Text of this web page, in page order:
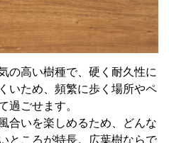
の高い樹種で、硬く耐久性に
いため、頻繁に歩く場所やペ
過ごせます。
合いを楽しめるため、どんな
ところが特長。広葉樹ならで